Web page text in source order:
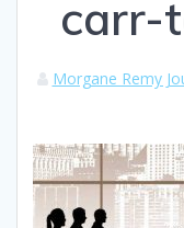
carr-
Morgane Remy